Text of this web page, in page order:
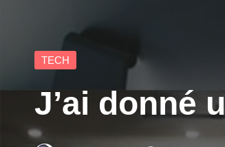
Posted
TECH
J’ai donné